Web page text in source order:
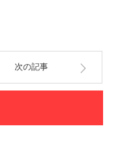
次の記事